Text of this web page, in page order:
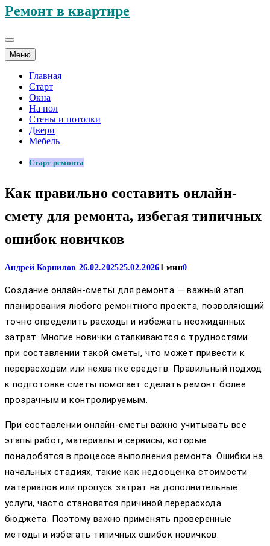
Ремонт в квартире
Меню
Главная
Старт
Окна
На пол
Стены и потолки
Двери
Мебель
Старт ремонта
Как правильно составить онлайн-
смету для ремонта, избегая типичных
ошибок новичков
Андрей Корнилов 26.02.202525.02.20261 мин0
Создание онлайн-сметы для ремонта — важный этап
планирования любого ремонтного проекта, позволяющий
точно определить расходы и избежать неожиданных
затрат. Многие новички сталкиваются с трудностями
при составлении такой сметы, что может привести к
перерасходам или нехватке средств. Правильный подход
к подготовке сметы помогает сделать ремонт более
прозрачным и контролируемым.
При составлении онлайн-сметы важно учитывать все
этапы работ, материалы и сервисы, которые
понадобятся в процессе выполнения ремонта. Ошибки на
начальных стадиях, такие как недооценка стоимости
материалов или пропуск затрат на дополнительные
услуги, часто становятся причиной перерасхода
бюджета. Поэтому важно применять проверенные
методы и избегать типичных ошибок новичков.